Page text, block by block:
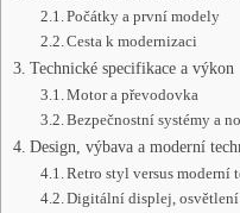
Počátky a první modely
Cesta k modernizaci
Technické specifikace a výkon
Motor a převodovka
Bezpečnostní systémy a
Design, výbava a moderní
Retro styl versus moderní
Digitální displej,